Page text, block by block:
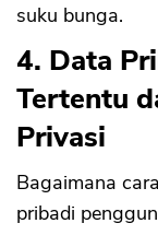
suku bunga.
4. Data
Tertentu
Privasi
Bagaimana
pribadi